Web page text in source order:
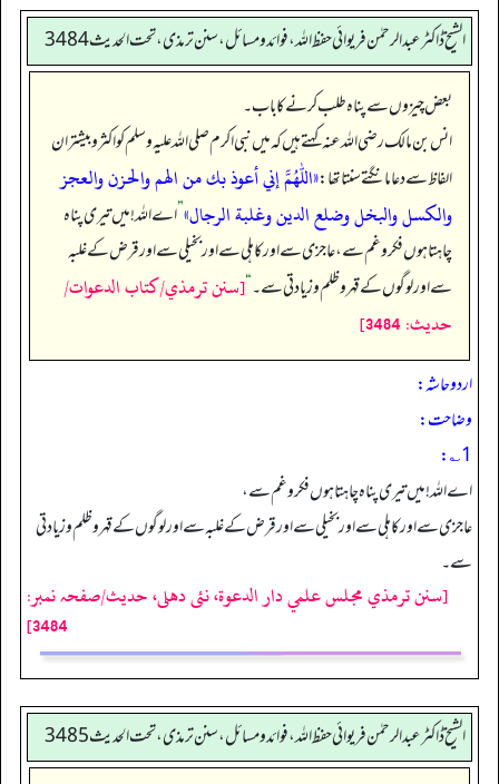
الشیخ ڈاکٹر عبد الرحمٰن فریوائی حفظ اللہ، فوائد و مسائل، سنن ترمذی، تحت الحديث 3484
بعض چیزوں سے پناہ طلب کرنے کا باب۔
انس بن مالک رضی الله عنہ کہتے ہیں کہ میں نبی اکرم صلی اللہ علیہ وسلم کو اکثر و بیشتر ان
الفاظ سے دعا مانگتے سنتا تھا:«اللهم إني أعوذ بك من الهم والحزن والعجز
والكسل والبخل وضلع الدين وغلبة الرجال»”اے اللہ! میں تیری پناہ
چاہتا ہوں فکرو غم سے، عاجزی سے اور کاہلی سے اور بخیلی سے اور قرض کے غلبہ
سے اور لوگوں کے قہر و ظلم و زیادتی سے۔‏‏‏‏“[سنن ترمذي/كتاب الدعوات/
حدیث: 3484]
اردو حاشہ:
وضاحت:
1؎:
اے اللہ! میں تیری پناہ چاہتا ہوں فکر وغم سے،
عاجزی سے اور کاہلی سے اور بخیلی سے اور قرض کے غلبہ سے اور لوگوں کے قہر وظلم وزیادتی
سے۔
[سنن ترمذي مجلس علمي دار الدعوة، نئى دهلى، حدیث/صفحہ نمبر:
3484]
الشیخ ڈاکٹر عبد الرحمٰن فریوائی حفظ اللہ، فوائد و مسائل، سنن ترمذی، تحت الحديث 3485